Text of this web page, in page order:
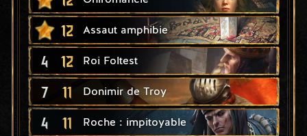
12 Assaut amphibie
4 12 Roi Foltest
7 11 Donimir de Troy
4 11 Roche : impitoyable